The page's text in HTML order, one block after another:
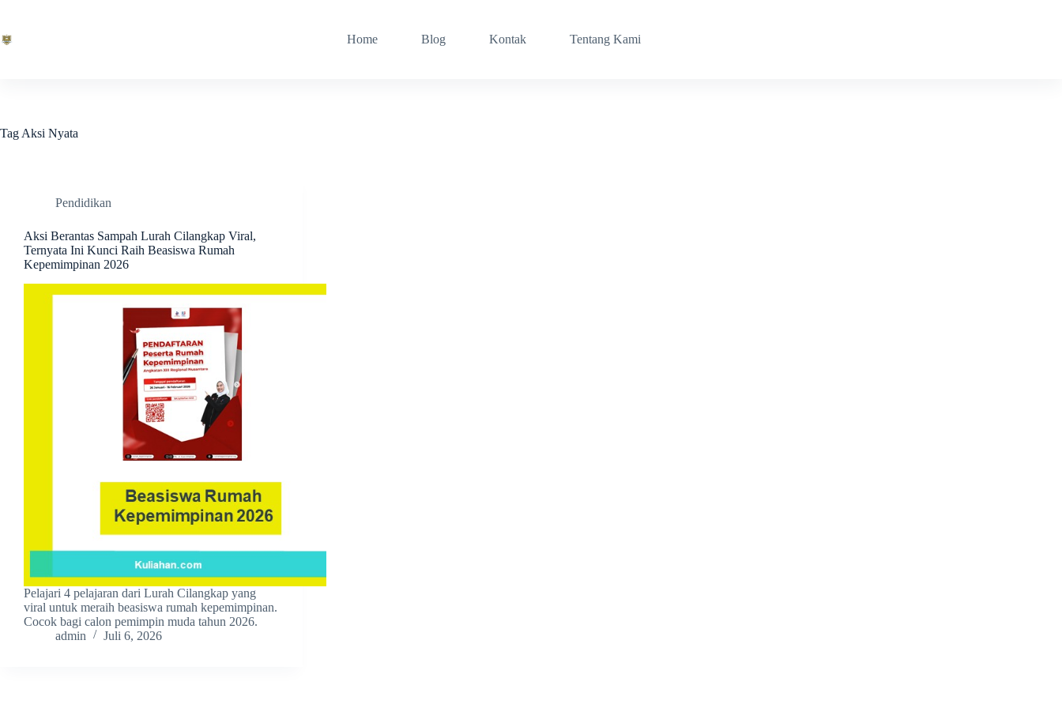
content
Home Blog Kontak Tentang Kami
Tag Aksi Nyata
Pendidikan
Aksi Berantas Sampah Lurah Cilangkap Viral,
Ternyata Ini Kunci Raih Beasiswa Rumah
Kepemimpinan 2026
Pelajari 4 pelajaran dari Lurah Cilangkap yang
viral untuk meraih beasiswa rumah kepemimpinan.
Cocok bagi calon pemimpin muda tahun 2026.
admin
Juli 6, 2026